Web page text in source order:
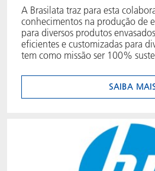
A Brasilata traz para esta
conhecimentos na produção de
para diversos produtos
eficientes e customizadas para
tem como missão ser 100%
SAIBA